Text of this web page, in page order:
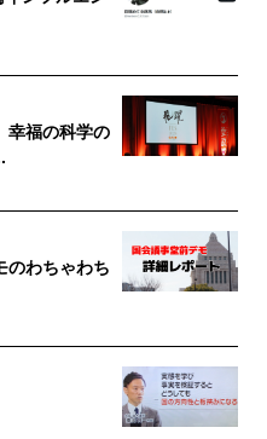
幸福の科学の
のわちゃわち